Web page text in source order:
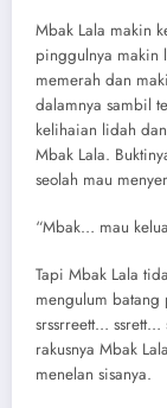
Mbak Lala makin
pinggulnya makin
memerah dan
dalamnya sambil
kelihaian lidah
Mbak Lala.
seolah mau
“Mbak… mau
Tapi Mbak Lala
mengulum
srssrreett… ssrett…
rakusnya Mbak
menelan sisanya.